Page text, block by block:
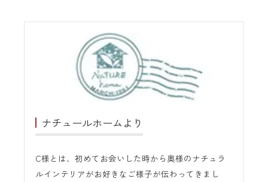
ナチュールホームより
C様とは、初めてお会いした時から奥様のナチュラ
ルインテリアがお好きなご様子が伝わってきまし